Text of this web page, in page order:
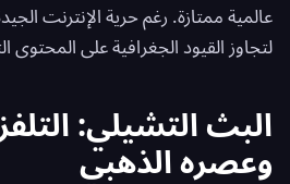
لتجاوز القيود الجغرافية على المحتوى
البث التشيلي:
وعصره الذهبي